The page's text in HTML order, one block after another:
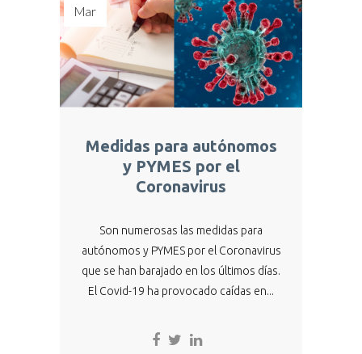
Mar
Medidas para autónomos
y PYMES por el
Coronavirus
Son numerosas las medidas para
autónomos y PYMES por el Coronavirus
que se han barajado en los últimos días.
El Covid-19 ha provocado caídas en...